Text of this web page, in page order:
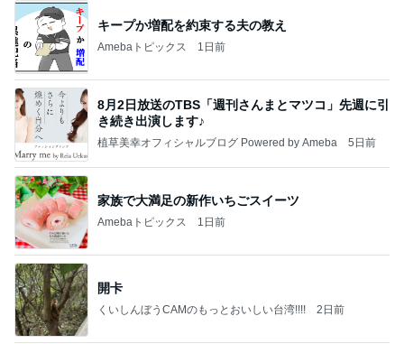
キープか増配を約束する夫の教え
Amebaトピックス 1日前
8月2日放送のTBS「週刊さんまとマツコ」先週に引
き続き出演します♪
植草美幸オフィシャルブログ Powered by Ameba 5日前
家族で大満足の新作いちごスイーツ
Amebaトピックス 1日前
開卡
くいしんぼうCAMのもっとおいしい台湾!!!! 2日前